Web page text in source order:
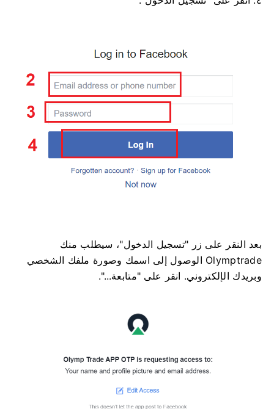
بعد النقر على زر "تسجيل الدخول"، سيطلب منك
Olymptrade الوصول إلى اسمك وصورة ملفك الشخصي
وبريدك الإلكتروني. انقر على "متابعة...".